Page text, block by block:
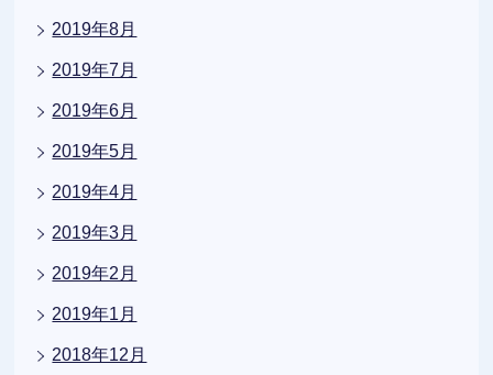
2019年8月
2019年7月
2019年6月
2019年5月
2019年4月
2019年3月
2019年2月
2019年1月
2018年12月